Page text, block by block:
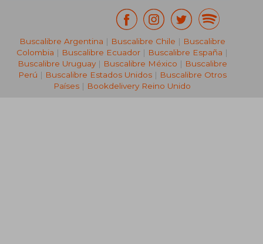
Buscalibre Argentina | Buscalibre Chile | Buscalibre
Colombia | Buscalibre Ecuador | Buscalibre España |
Buscalibre Uruguay| Buscalibre México | Buscalibre
Perú | Buscalibre Estados Unidos| Buscalibre Otros
Países | Bookdelivery Reino Unido